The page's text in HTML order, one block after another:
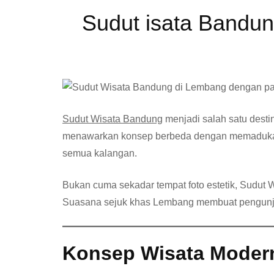
Sudut isata
Sudut Wisata Bandung menjadi salah satu
menawarkan konsep berbeda dengan
semua kalangan.
Bukan cuma sekadar tempat foto estetik,
Suasana sejuk khas Lembang membuat
Konsep Wisata